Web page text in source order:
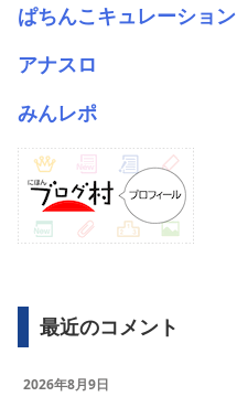
ぱちんこキュレーション
アナスロ
みんレポ
最近のコメント
2026年8月9日